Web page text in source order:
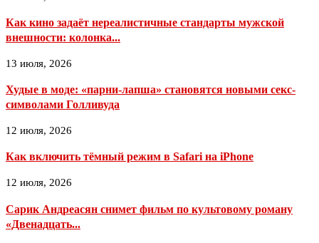
Как кино задаёт нереалистичные стандарты мужской
внешности: колонка...
13 июля, 2026
Худые в моде: «парни-лапша» становятся новыми секс-
символами Голливуда
12 июля, 2026
Как включить тёмный режим в Safari на iPhone
12 июля, 2026
Сарик Андреасян снимет фильм по культовому роману
«Двенадцать...